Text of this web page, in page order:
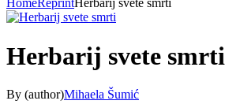
HomeReprintHerbarij svete smrti
Herbarij svete smrti
By (author)Mihaela Šumić